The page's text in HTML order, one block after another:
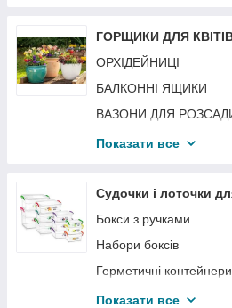
Алмазні диски по
Диски пиляльні по
Диск пильний по
Ручні щітки по металу,
Щітки для дрилі, ушм
ГОРЩИКИ ДЛЯ
ОРХІДЕЙНИЦІ
БАЛКОННІ ЯЩИКИ
ВАЗОНИ ДЛЯ
КАШПО І ВАЗОНИ
Огорожі та покриття
Опори і власники
Підставки під вазони
Горщики для квітів
Показати все
Судочки і лоточки
Бокси з ручками
Набори боксів
Герметичні контейнери
Круглі ємності
Показати все